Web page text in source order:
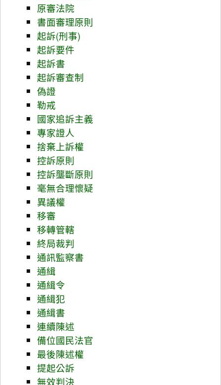
原審法院
書面審理原則
起訴(刑事)
起訴要件
起訴書
起訴審查制
偽證
勒戒
國家追訴主義
專家證人
捨棄上訴權
控訴原則
控訴壟斷原則
毫無合理懷疑
異議權
移審
移轉管轄
終局裁判
通訊監察書
通緝
通緝令
通緝犯
通緝書
連續陳述
備位國民法官
最後陳述權
提起公訴
無效判決